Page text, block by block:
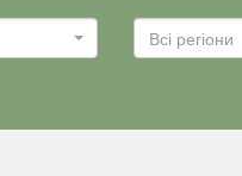
Всі регіони